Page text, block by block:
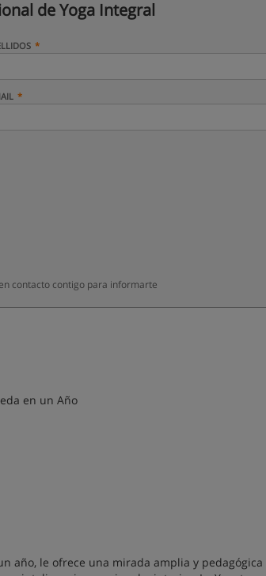
de Yoga Integral
contacto contigo para informarte
en un Año
año, le ofrece una mirada amplia y pedagógica